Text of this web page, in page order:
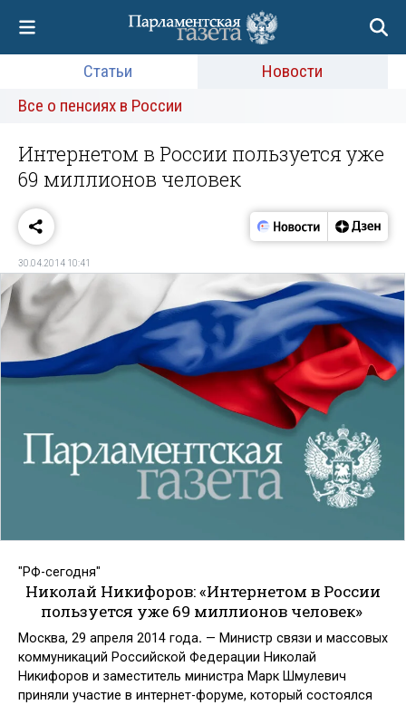
Статьи
Новости
Все о пенсиях в России
Интернетом в России пользуется уже
69 миллионов человек
30.04.2014 10:41
"РФ-сегодня"
Николай Никифоров: «Интернетом в России
пользуется уже 69 миллионов человек»
Москва, 29 апреля 2014 года. — Министр связи и массовых
коммуникаций Российской Федерации Николай
Никифоров и заместитель министра Марк Шмулевич
приняли участие в интернет-форуме, который состоялся